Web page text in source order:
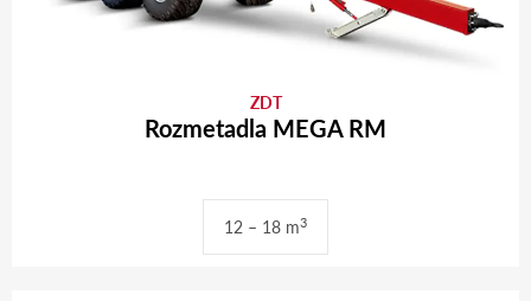
ZDT
Rozmetadla MEGA RM
12 – 18 m3